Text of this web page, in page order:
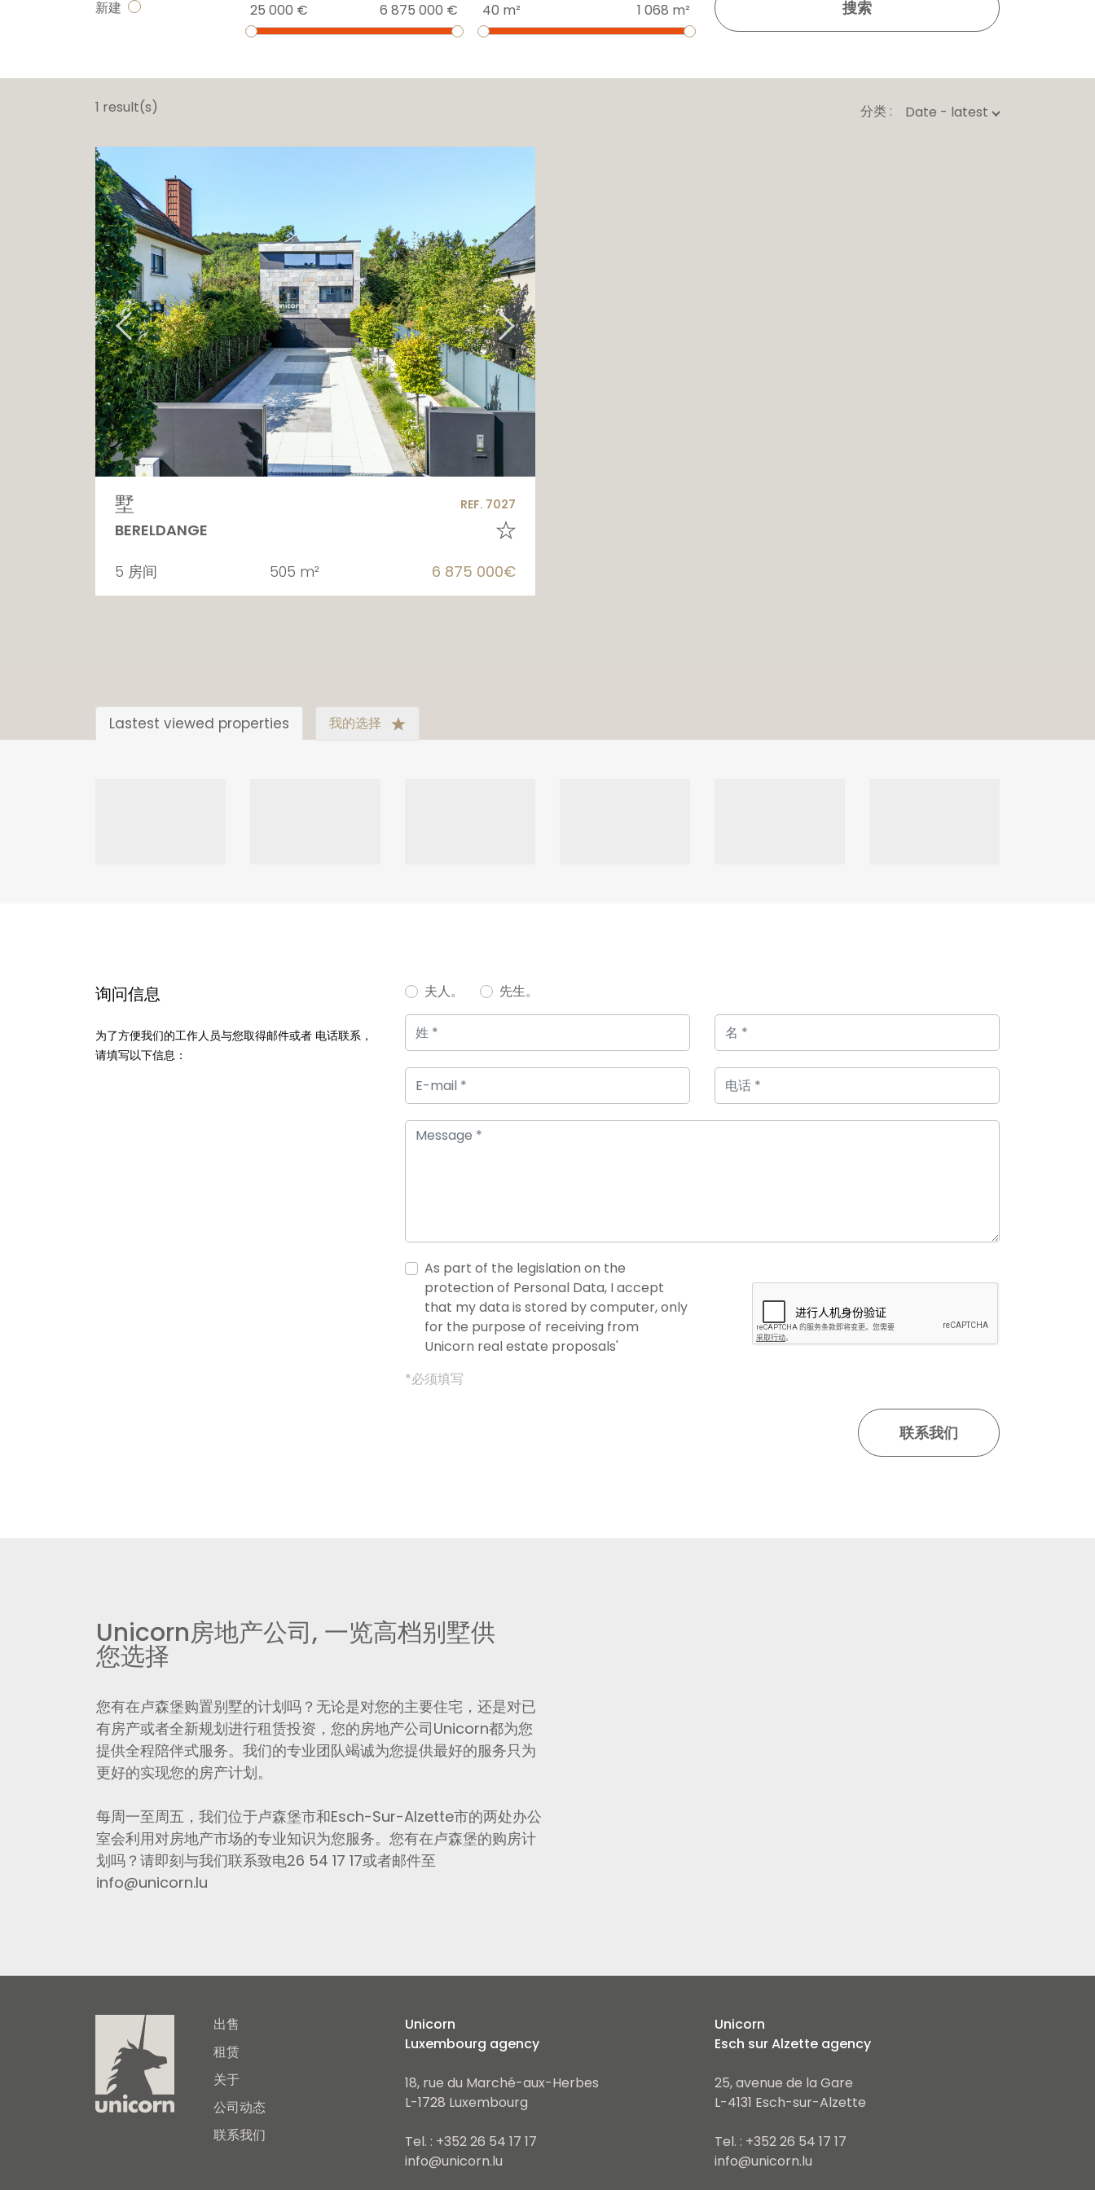
新建 25 000 € 6 875 000 € 40 m² 1 068 m² 搜索
1 result(s) 分类 : Date - latest
墅 REF. 7027
BERELDANGE
5 房间 505 m² 6 875 000€
Lastest viewed properties 我的选择
询问信息
为了方便我们的工作人员与您取得邮件或者 电话联系，
请填写以下信息：
夫人。 先生。
As part of the legislation on the
protection of Personal Data, I accept
that my data is stored by computer, only
for the purpose of receiving from
Unicorn real estate proposals'
*必须填写
Unicorn房地产公司, 一览高档别墅供
您选择
您有在卢森堡购置别墅的计划吗？无论是对您的主要住宅，还是对已
有房产或者全新规划进行租赁投资，您的房地产公司Unicorn都为您
提供全程陪伴式服务。我们的专业团队竭诚为您提供最好的服务只为
更好的实现您的房产计划。
每周一至周五，我们位于卢森堡市和Esch-Sur-Alzette市的两处办公
室会利用对房地产市场的专业知识为您服务。您有在卢森堡的购房计
划吗？请即刻与我们联系致电26 54 17 17或者邮件至
info@unicorn.lu
出售
租赁
关于
公司动态
联系我们
Unicorn
Luxembourg agency
18, rue du Marché-aux-Herbes
L-1728 Luxembourg
Tel. : +352 26 54 17 17
info@unicorn.lu
Unicorn
Esch sur Alzette agency
25, avenue de la Gare
L-4131 Esch-sur-Alzette
Tel. : +352 26 54 17 17
info@unicorn.lu